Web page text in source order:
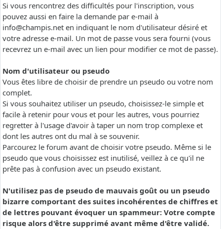
Si vous rencontrez des difficultés pour l'inscription, vous
pouvez aussi en faire la demande par e-mail à
info@champis.net en indiquant le nom d'utilisateur désiré et
votre adresse e-mail. Un mot de passe vous sera fourni (vous
recevrez un e-mail avec un lien pour modifier ce mot de passe).
Nom d'utilisateur ou pseudo
Vous êtes libre de choisir de prendre un pseudo ou votre nom
complet.
Si vous souhaitez utiliser un pseudo, choisissez-le simple et
facile à retenir pour vous et pour les autres, vous pourriez
regretter à l'usage d'avoir à taper un nom trop complexe et
dont les autres ont du mal à se souvenir.
Parcourez le forum avant de choisir votre pseudo. Même si le
pseudo que vous choisissez est inutilisé, veillez à ce qu'il ne
prête pas à confusion avec un pseudo existant.
N'utilisez pas de pseudo de mauvais goût ou un pseudo
bizarre comportant des suites incohérentes de chiffres et
de lettres pouvant évoquer un spammeur: Votre compte
risque alors d'être supprimé avant même d'être validé.